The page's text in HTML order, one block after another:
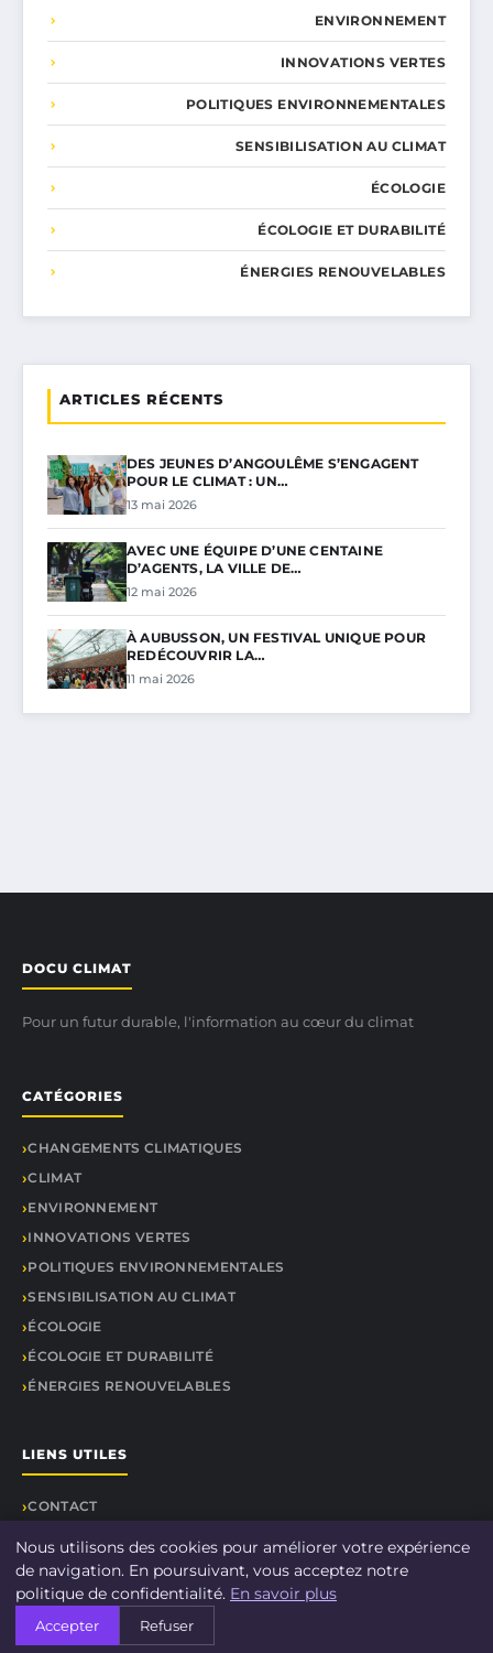
ENVIRONNEMENT
INNOVATIONS VERTES
POLITIQUES ENVIRONNEMENTALES
SENSIBILISATION AU CLIMAT
ÉCOLOGIE
ÉCOLOGIE ET DURABILITÉ
ÉNERGIES RENOUVELABLES
ARTICLES RÉCENTS
DES JEUNES D’ANGOULÊME S’ENGAGENT
POUR LE CLIMAT : UN…
13 mai 2026
AVEC UNE ÉQUIPE D’UNE CENTAINE
D’AGENTS, LA VILLE DE…
12 mai 2026
À AUBUSSON, UN FESTIVAL UNIQUE POUR
REDÉCOUVRIR LA…
11 mai 2026
DOCU CLIMAT
Pour un futur durable, l'information au cœur du climat
CATÉGORIES
CHANGEMENTS CLIMATIQUES
CLIMAT
ENVIRONNEMENT
INNOVATIONS VERTES
POLITIQUES ENVIRONNEMENTALES
SENSIBILISATION AU CLIMAT
ÉCOLOGIE
ÉCOLOGIE ET DURABILITÉ
ÉNERGIES RENOUVELABLES
LIENS UTILES
CONTACT
© 2026 DOCU CLIMAT. Tous droits réservés.
À propos
Mentions légales
Nous utilisons des cookies pour améliorer votre expérience
de navigation. En poursuivant, vous acceptez notre
politique de confidentialité. En savoir plus
Accepter Refuser